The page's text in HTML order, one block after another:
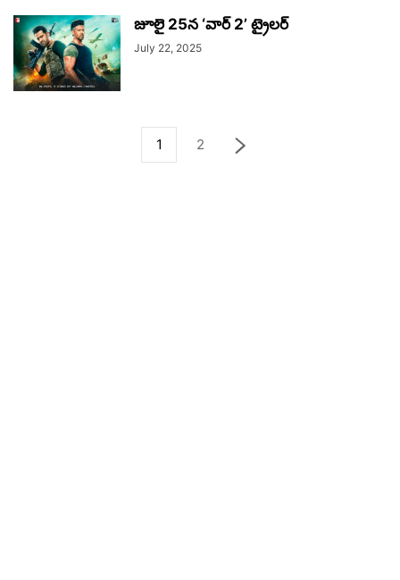
జూలై 25న ‘వార్ 2’ ట్రైలర్
July 22, 2025
1 2